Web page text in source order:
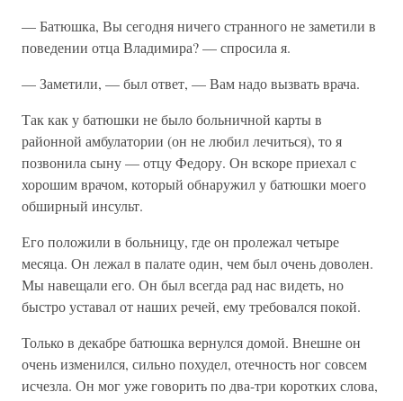
— Батюшка, Вы сегодня ничего странного не заметили в
поведении отца Владимира? — спросила я.
— Заметили, — был ответ, — Вам надо вызвать врача.
Так как у батюшки не было больничной карты в
районной амбулатории (он не любил лечиться), то я
позвонила сыну — отцу Федору. Он вскоре приехал с
хорошим врачом, который обнаружил у батюшки моего
обширный инсульт.
Его положили в больницу, где он пролежал четыре
месяца. Он лежал в палате один, чем был очень доволен.
Мы навещали его. Он был всегда рад нас видеть, но
быстро уставал от наших речей, ему требовался покой.
Только в декабре батюшка вернулся домой. Внешне он
очень изменился, сильно похудел, отечность ног совсем
исчезла. Он мог уже говорить по два-три коротких слова,